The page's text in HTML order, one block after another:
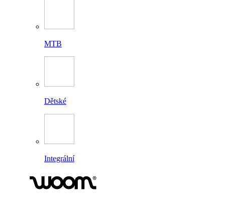
MTB
Dětské
Integrální